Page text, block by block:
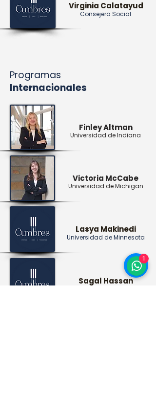
Virginia Calatayud
Consejera Social
Programas
Internacionales
Finley Altman
Universidad de Indiana
Victoria McCabe
Universidad de Michigan
Lasya Makinedi
Universidad de Minnesota
Sagal Hassan
1